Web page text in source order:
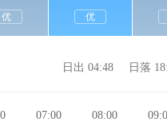
优 优
日出 04:48 日落
07:00 08:00